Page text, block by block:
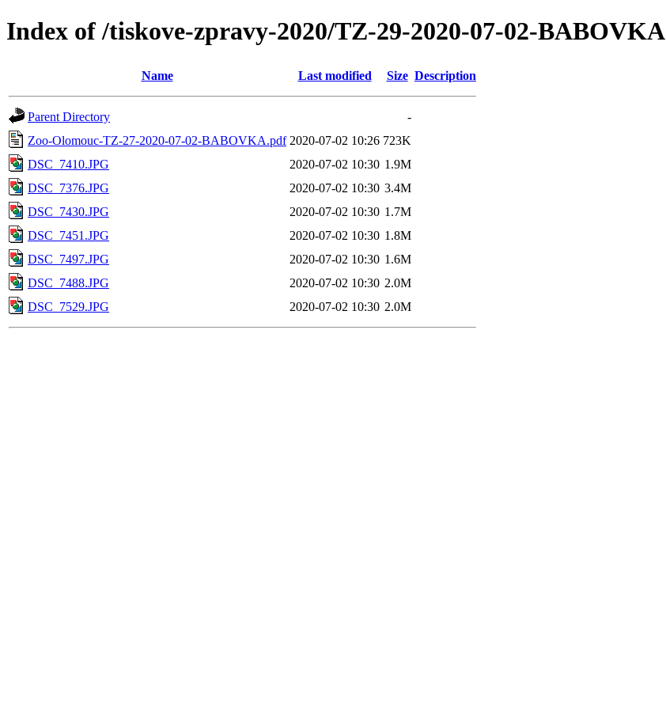
Index of /tiskove-zpravy-2020/TZ-29-2020-07-02-BABOVKA
Name Last modified Size Description
Parent Directory
-
Zoo-Olomouc-TZ-27-2020-07-02-BABOVKA.pdf 2020-07-02 10:26 723K
DSC_7410.JPG
2020-07-02 10:30 1.9M
DSC_7376.JPG
2020-07-02 10:30 3.4M
DSC_7430.JPG
2020-07-02 10:30 1.7M
DSC_7451.JPG
2020-07-02 10:30 1.8M
DSC_7497.JPG
2020-07-02 10:30 1.6M
DSC_7488.JPG
2020-07-02 10:30 2.0M
DSC_7529.JPG
2020-07-02 10:30 2.0M